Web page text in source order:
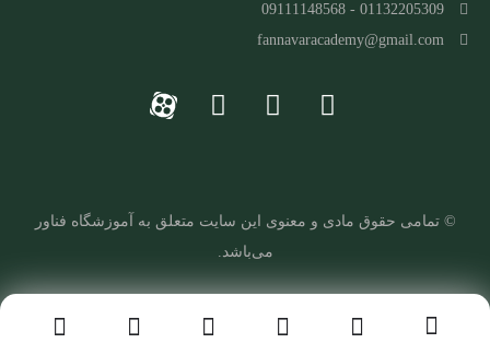
01132205309 - 09111148568
fannavaracademy@gmail.com
© تمامی حقوق مادی و معنوی این سایت متعلق به
موزشگاه فناور
می‌باشد.